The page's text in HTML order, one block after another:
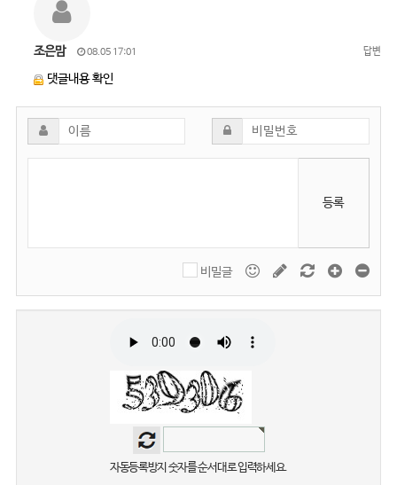
조은맘 08.05 17:01 답변
댓글내용 확인
등록
비밀글
자동등록방지 숫자를 순서대로 입력하세요.